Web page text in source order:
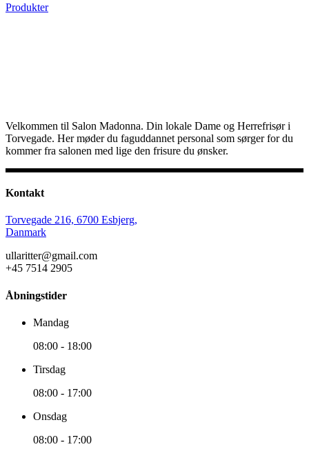
Produkter
Velkommen til Salon Madonna. Din lokale Dame og Herrefrisør i
Torvegade. Her møder du faguddannet personal som sørger for du
kommer fra salonen med lige den frisure du ønsker.
Kontakt
Torvegade 216, 6700 Esbjerg,
Danmark
ullaritter@gmail.com
+45 7514 2905
Åbningstider
Mandag
08:00 - 18:00
Tirsdag
08:00 - 17:00
Onsdag
08:00 - 17:00